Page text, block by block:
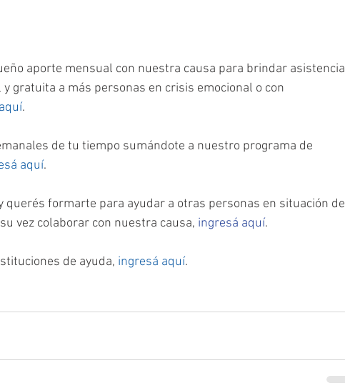
aporte mensual con nuestra causa para brindar asistencia
gratuita a más personas en crisis emocional o con
.
de tu tiempo sumándote a nuestro programa de
aquí.
querés formarte para ayudar a otras personas en situación de
vez colaborar con nuestra causa, ingresá aquí.
de ayuda, ingresá aquí.